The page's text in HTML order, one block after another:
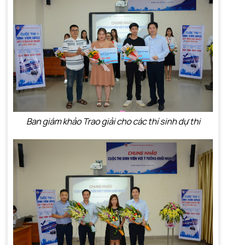
Ban giám khảo Trao giải cho các thí sinh dự thi